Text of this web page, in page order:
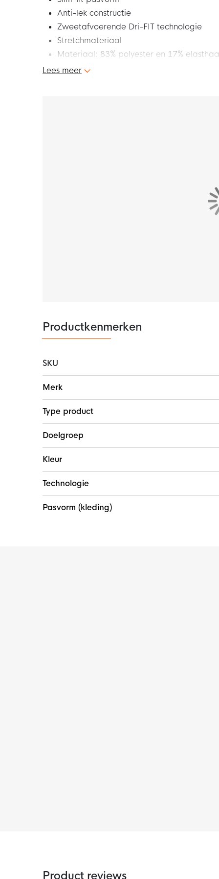
Anti-lek constructie
Zweetafvoerende Dri-FIT technologie
Stretchmateriaal
Materiaal: 83% polyester en 17%
afvoert, met elastaan voor een rekbaar
Lees meer
Productkenmerken
SKU
informatie
Merk
Type product
Doelgroep
Kleur
Technologie
Pasvorm (kleding)
Product reviews